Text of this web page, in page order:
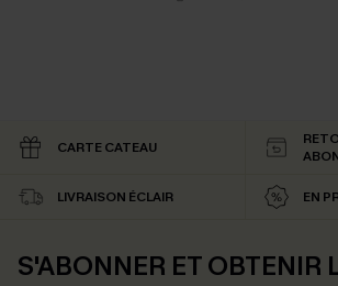
CARTE CATEAU
LIVRAISON ÉCLAIR EN
S'ABONNER ET OBTENIR